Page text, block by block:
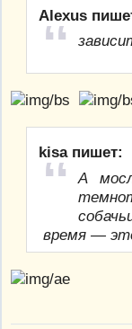
Alexus
kisa пишет:
А
время —